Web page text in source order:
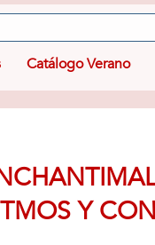
Catálogo Verano
Y